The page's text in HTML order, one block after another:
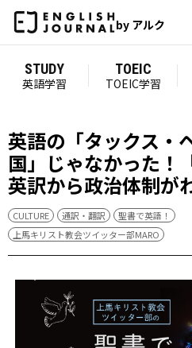
by アルク
STUDY
英語学習
TOEIC
TOEIC学習
英語の「タックス・
国」じゃなかった！
英訳から政治体制が
CULTURE 通訳・翻訳
聖書で英語！
上馬キリスト教会ツイッター部MARO